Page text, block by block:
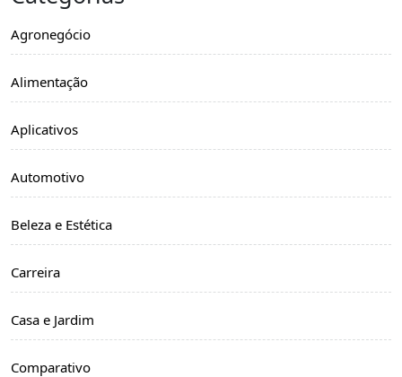
Agronegócio
Alimentação
Aplicativos
Automotivo
Beleza e Estética
Carreira
Casa e Jardim
Comparativo